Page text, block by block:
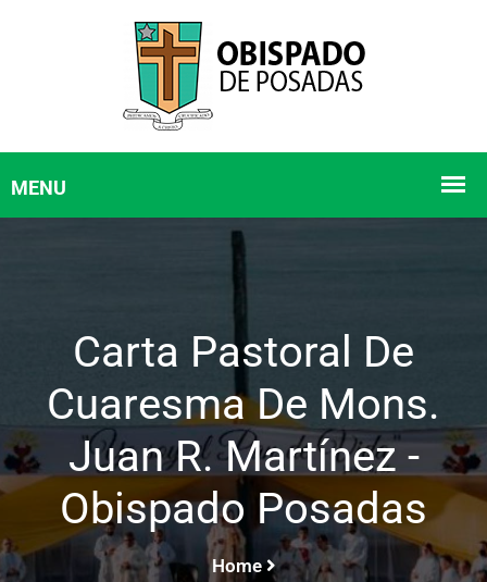
Carta Pastoral De
Cuaresma De Mons.
Juan R. Martínez -
Obispado Posadas
Home